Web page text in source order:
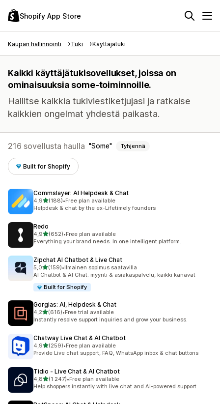
Shopify App Store
Kaupan hallinnointi Tuki Käyttäjätuki
Kaikki käyttäjätukisovellukset, joissa on
ominaisuuksia some-toiminnoille.
Hallitse kaikkia tukiviestiketjujasi ja ratkaise
kaikkien ongelmat yhdestä paikasta.
216 sovellusta haulla Some Tyhjennä
Built for Shopify
Commslayer: AI Helpdesk & Chat
4,9/ 5 tähteä
(188)
188 arvostelua yhteensä
•Free plan available
Helpdesk & chat by the ex-Lifetimely founders
Redo
4,9/ 5 tähteä
(652)
652 arvostelua yhteensä
•Free plan available
Everything your brand needs. In one intelligent platform.
Zipchat AI Chatbot & Live Chat
5,0/ 5 tähteä
(159)
159 arvostelua yhteensä
•Ilmainen sopimus saatavilla
AI Chatbot & AI Chat: myynti & asiakaspalvelu, kaikki kanavat
Built for Shopify
Gorgias: AI, Helpdesk & Chat
4,2/ 5 tähteä
(616)
616 arvostelua yhteensä
•Free trial available
Instantly resolve support inquiries and grow your business.
Chatway Live Chat & AI Chatbot
4,9/ 5 tähteä
(259)
259 arvostelua yhteensä
•Free plan available
Provide Live chat support, FAQ, WhatsApp inbox & chat buttons
Tidio ‑ Live Chat & AI Chatbot
4,8/ 5 tähteä
(1 247)
1247 arvostelua yhteensä
•Free plan available
Help shoppers instantly with live chat and AI-powered support.